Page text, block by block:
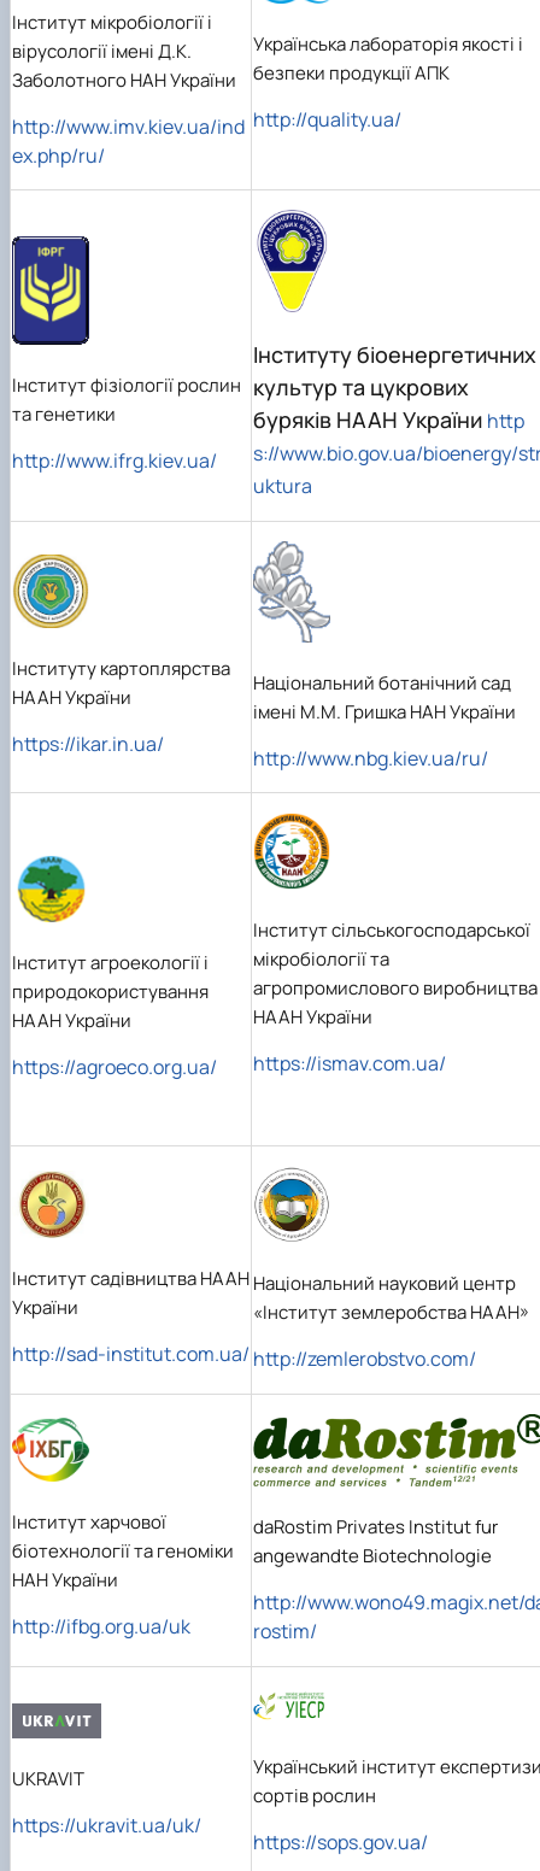
Інститут мікробіології і
вірусології імені Д.К.
Заболотного НАН України
http://www.imv.kiev.ua/ind
ex.php/ru/
Українська лабораторія якості і
безпеки продукції АПК
http://quality.ua/
Інститут фізіології рослин
та генетики
http://www.ifrg.kiev.ua/
Інституту біоенергетичних
культур та цукрових
буряків НААН України http
s://www.bio.gov.ua/bioenergy/
uktura
Інституту картоплярства
НААН України
https://ikar.in.ua/
Національний ботанічний сад
імені М.М. Гришка НАН України
http://www.nbg.kiev.ua/ru/
Інститут агроекології і
природокористування
НААН України
https://agroeco.org.ua/
Інститут сільськогосподарської
мікробіології та
агропромислового виробництва
НААН України
https://ismav.com.ua/
Інститут садівництва НААН
України
http://sad-institut.com.ua/
Національний науковий центр
«Інститут землеробства НААН»
http://zemlerobstvo.com/
Інститут харчової
біотехнології та геноміки
НАН України
http://ifbg.org.ua/uk
daRostim Privates Institut fur
angewandte Biotechnologie
http://www.wono49.magix.net/
rostim/
UKRAVIT
https://ukravit.ua/uk/
Український інститут
сортів рослин
https://sops.gov.ua/